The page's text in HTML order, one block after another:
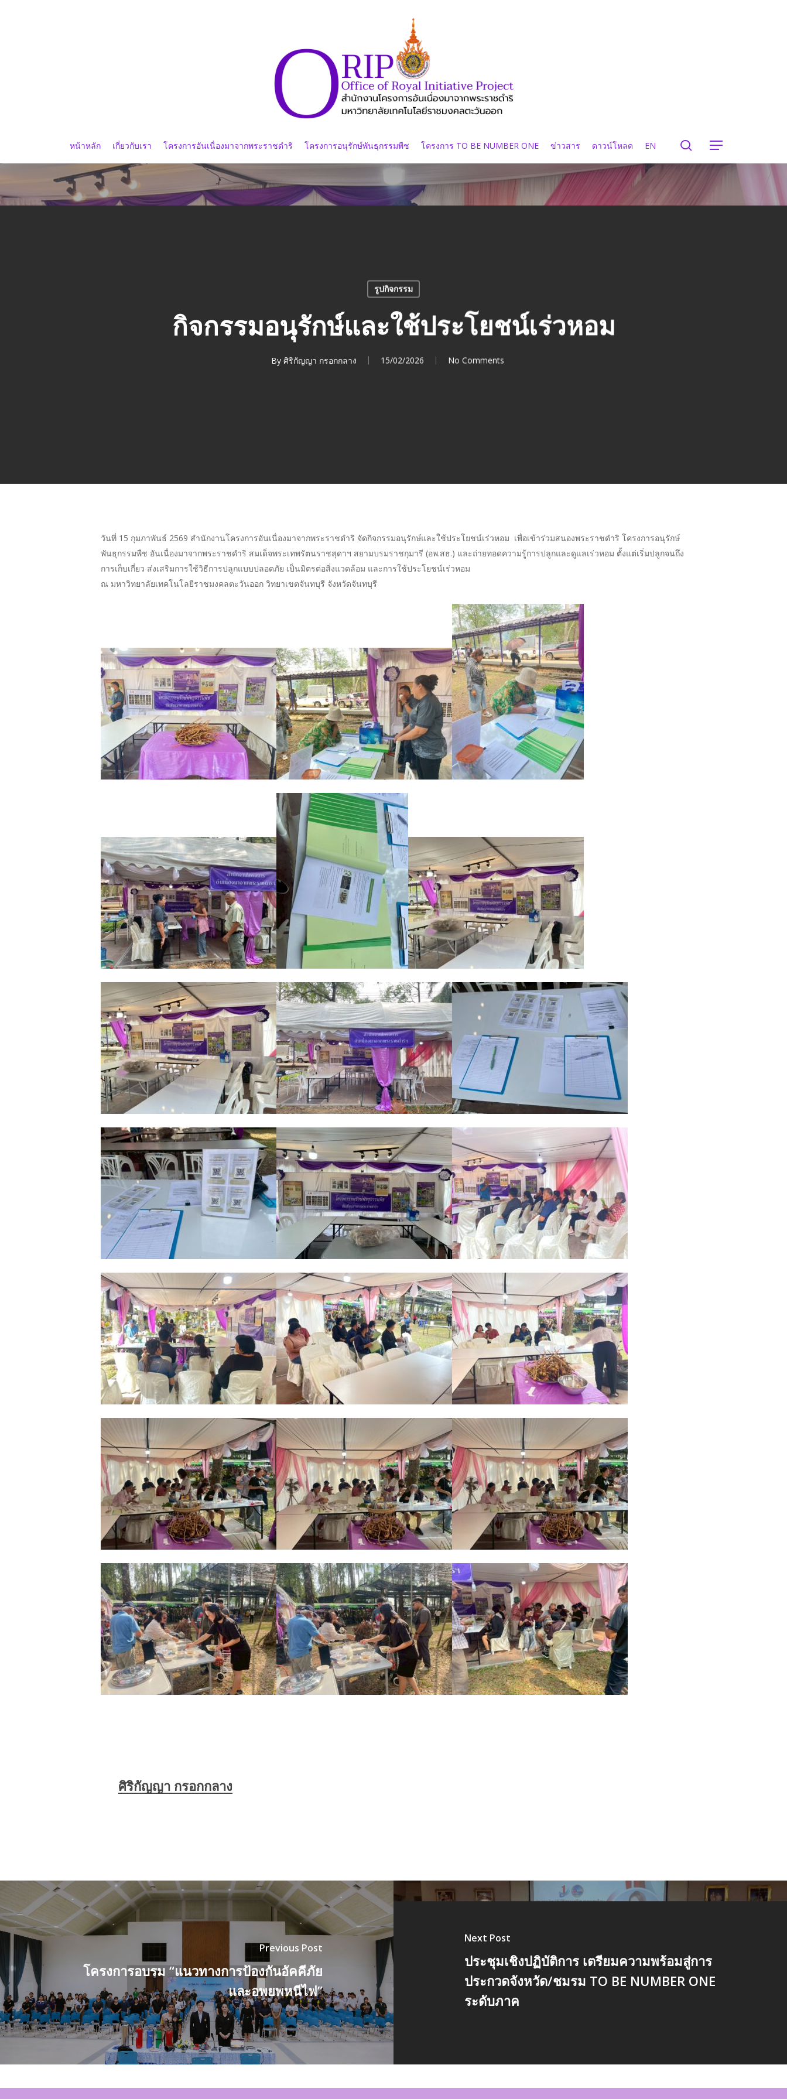
หน้าหลัก เกี่ยวกับเรา โครงการอันเนื่องมาจากพระราชดำริ โครงการอนุรักษ์พันธุกรรมพืช โครงการ TO BE NUMBER ONE ข่าวสาร ดาวน์โหลด EN search
Menu
รูปกิจกรรม
กิจกรรมอนุรักษ์และใช้ประโยชน์เร่วหอม
By ศิริกัญญา กรอกกลาง 15/02/2026 No Comments
วันที่ 15 กุมภาพันธ์ 2569 สำนักงานโครงการอันเนื่องมาจากพระราชดำริ จัดกิจกรรมอนุรักษ์และใช้ประโยชน์เร่วหอม เพื่อเข้าร่วมสนองพระราชดำริ โครงการอนุรักษ์
พันธุกรรมพืช อันเนื่องมาจากพระราชดำริ สมเด็จพระเทพรัตนราชสุดาฯ สยามบรมราชกุมารี (อพ.สธ.) และถ่ายทอดความรู้การปลูกและดูแลเร่วหอม ตั้งแต่เริ่มปลูกจนถึง
การเก็บเกี่ยว ส่งเสริมการใช้วิธีการปลูกแบบปลอดภัย เป็นมิตรต่อสิ่งแวดล้อม และการใช้ประโยชน์เร่วหอม
ณ มหาวิทยาลัยเทคโนโลยีราชมงคลตะวันออก วิทยาเขตจันทบุรี จังหวัดจันทบุรี
ศิริกัญญา กรอกกลาง
Previous Post
โครงการอบรม “แนวทางการป้องกันอัคคีภัย
และอพยพหนีไฟ”
Next Post
ประชุมเชิงปฏิบัติการ เตรียมความพร้อมสู่การ
ประกวดจังหวัด/ชมรม TO BE NUMBER ONE
ระดับภาค